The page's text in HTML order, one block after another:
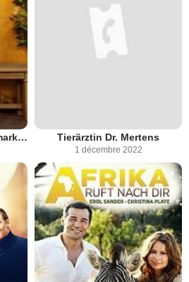
Miss Merkel – Ein Uckermark-Krimi: Mord auf dem Friedhof Tierärztin Dr. Mertens
1 décembre 2022